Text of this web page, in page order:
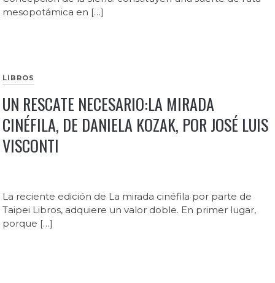
mesopotámica en […]
LIBROS
UN RESCATE NECESARIO:LA MIRADA
CINÉFILA, DE DANIELA KOZAK, POR JOSÉ LUIS
VISCONTI
La reciente edición de La mirada cinéfila por parte de
Taipei Libros, adquiere un valor doble. En primer lugar,
porque […]